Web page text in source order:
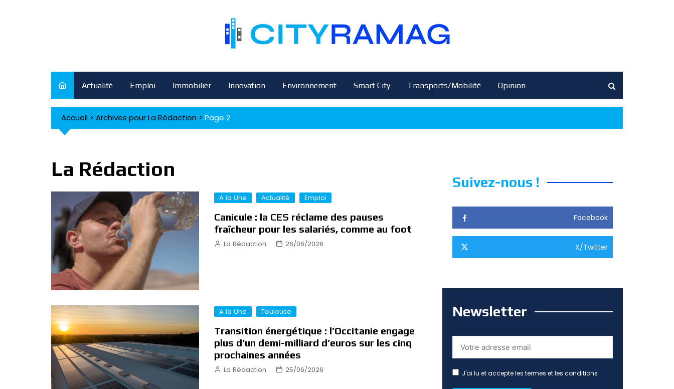
Actualité Emploi Immobilier Innovation Environnement Smart City Transports/Mobilité Opinion
Accueil > Archives pour La Rédaction > Page 2
La Rédaction
A la Une Actualité Emploi
Canicule : la CES réclame des pauses
fraîcheur pour les salariés, comme au foot
La Rédaction 26/06/2026
A la Une Toulouse
Transition énergétique : l’Occitanie engage
plus d’un demi-milliard d’euros sur les cinq
prochaines années
La Rédaction 25/06/2026
Suivez-nous !
Facebook
X/Twitter
Newsletter
J'ai lu et accepte les termes et les conditions